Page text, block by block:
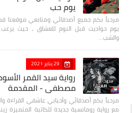
يوم حب
يوم حواديت قبل النوم للعشاق ، حيث يرغب
والشب…
29 يناير 2021
رواية سيد القمر
مصطفي - المقدمة
مرحباً بكم أصدقائي وأحبابي عاشقي القراءة
مع رواية رومانسية جديدة للكاتبة